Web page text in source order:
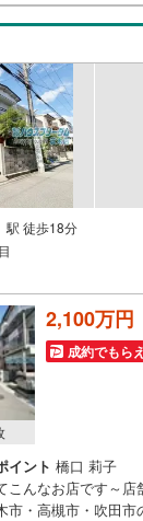
のシミュレーショ
説明させて頂きます
*≪*≫*≪*≫*≪*≫
駅 徒歩18分
2,100万円
成約でもら
イント 橋口 莉子
こんなお店です～店
市・高槻市・吹田